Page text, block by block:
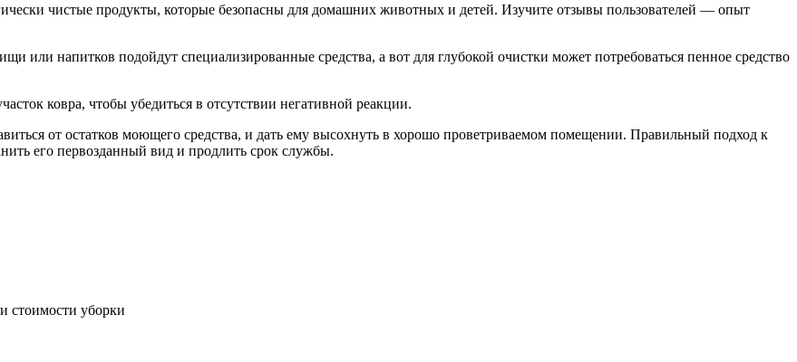
чистые продукты, которые безопасны для домашних животных и детей. Изучите отзывы пользователей — опыт
или напитков подойдут специализированные средства, а вот для глубокой очистки может потребоваться пенное средство
ковра, чтобы убедиться в отсутствии негативной реакции.
от остатков моющего средства, и дать ему высохнуть в хорошо проветриваемом помещении. Правильный подход к
его первозданный вид и продлить срок службы.
стоимости уборки